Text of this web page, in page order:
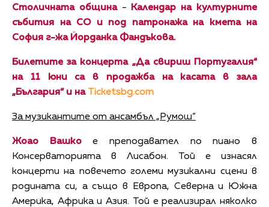
Столичната община-
Календар на културните
събития на СО и под патронажа на кмета на
София г-жа Йорданка Фандъкова.
Билетите за концерта „Да свириш Португалия“
на 11 юни са в продажба на касата в зала
„България“ и на Ticketsbg.com
За музикантите от ансамбъл „Румош“
Жоао Вашкое преподавател по пиано в
Консерваторията в Лисабон. Той е изнасял
концерти на повечето големи музикални сцени в
родината си, а също в Европа, Северна и Южна
Америка, Африка и Азия. Той е реализирал няколко